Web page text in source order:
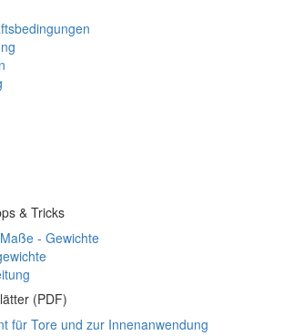
& Tricks
- Gewichte
(PDF)
für Tore und zur Innenanwendung